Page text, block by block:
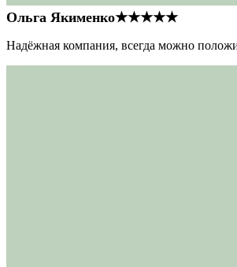
Ольга Якименко★★★★★
Надёжная компания, всегда можно